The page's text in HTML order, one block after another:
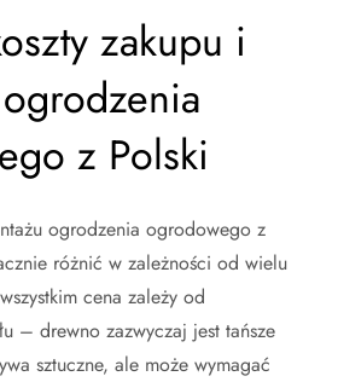
zakupu i
z Polski
ogrodzenia ogrodowego z
różnić w zależności od wielu
cena zależy od
– drewno zazwyczaj jest tańsze
sztuczne, ale może wymagać